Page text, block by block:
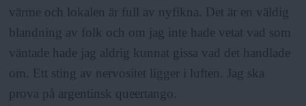
värme och lokalen är full av nyfikna. Det är en väldig
blandning av folk och om jag inte hade vetat vad som
väntade hade jag aldrig kunnat gissa vad det handlade
om. Ett sting av nervositet ligger i luften. Jag ska
prova på argentinsk queertango.